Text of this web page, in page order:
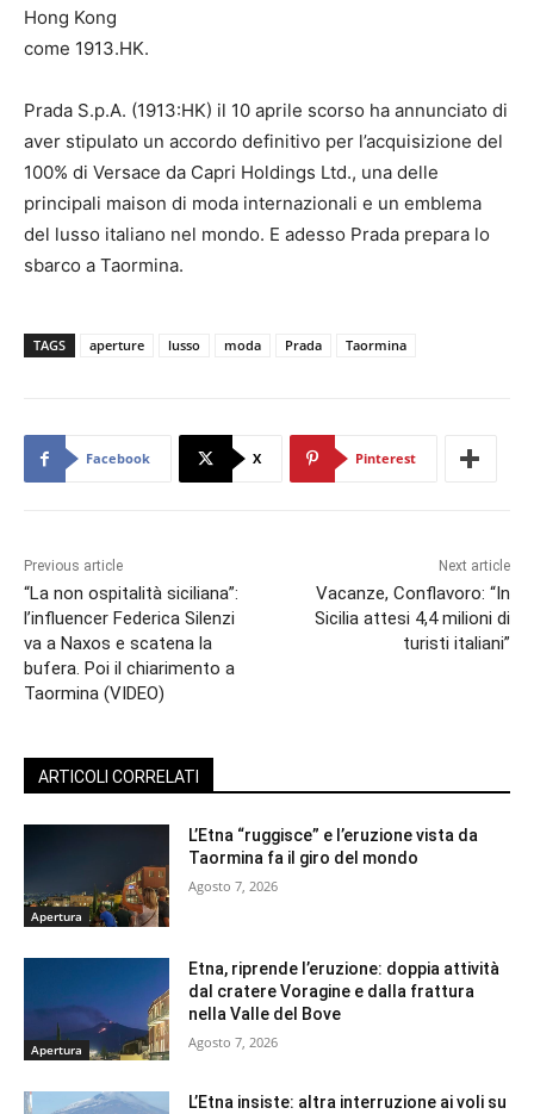
Hong Kong
come 1913.HK.
Prada S.p.A. (1913:HK) il 10 aprile scorso ha annunciato di
aver stipulato un accordo definitivo per l’acquisizione del
100% di Versace da Capri Holdings Ltd., una delle
principali maison di moda internazionali e un emblema
del lusso italiano nel mondo. E adesso Prada prepara lo
sbarco a Taormina.
TAGS aperture lusso moda Prada Taormina
Facebook X Pinterest
Previous article
“La non ospitalità siciliana”:
l’influencer Federica Silenzi
va a Naxos e scatena la
bufera. Poi il chiarimento a
Taormina (VIDEO)
Next article
Vacanze, Conflavoro: “In
Sicilia attesi 4,4 milioni di
turisti italiani”
ARTICOLI CORRELATI
Apertura
L’Etna “ruggisce” e l’eruzione vista da
Taormina fa il giro del mondo
Agosto 7, 2026
Apertura
Etna, riprende l’eruzione: doppia attività
dal cratere Voragine e dalla frattura
nella Valle del Bove
Agosto 7, 2026
L’Etna insiste: altra interruzione ai voli su